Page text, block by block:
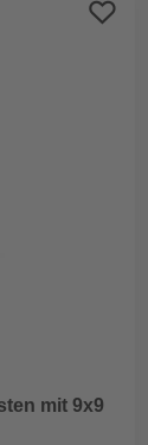
mit 9x9